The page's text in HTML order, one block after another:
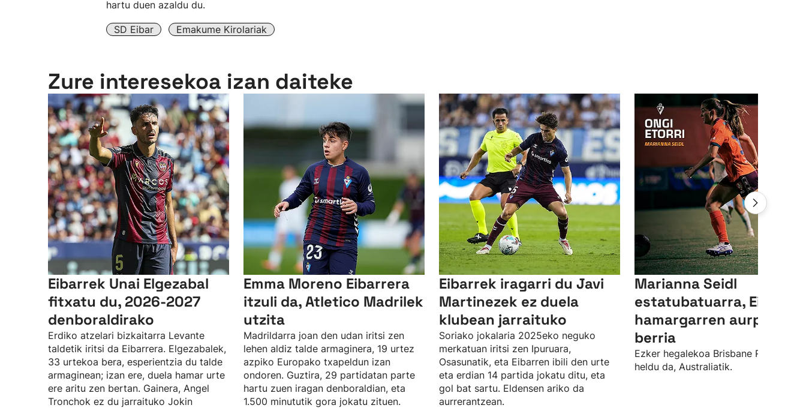
hartu duen azaldu du.
SD Eibar Emakume Kirolariak
Zure interesekoa izan daiteke
Eibarrek Unai Elgezabal
fitxatu du, 2026-2027
denboraldirako
Erdiko atzelari bizkaitarra Levante
taldetik iritsi da Eibarrera. Elgezabalek,
33 urtekoa bera, esperientzia du talde
armaginean; izan ere, duela hamar urte
ere aritu zen bertan. Gainera, Angel
Tronchok ez du jarraituko Jokin
Emma Moreno Eibarrera
itzuli da, Atletico Madrilek
utzita
Madrildarra joan den udan iritsi zen
lehen aldiz talde armaginera, 19 urtez
azpiko Europako txapeldun izan
ondoren. Guztira, 29 partidatan parte
hartu zuen iragan denboraldian, eta
1.500 minututik gora jokatu zituen.
Eibarrek iragarri du Javi
Martinezek ez duela
klubean jarraituko
Soriako jokalaria 2025eko neguko
merkatuan iritsi zen Ipuruara,
Osasunatik, eta Eibarren ibili den urte
eta erdian 14 partida jokatu ditu, eta
gol bat sartu. Eldensen ariko da
aurrerantzean.
Marianna Seidl
estatubatuarra,
hamargarren aurpegi
berria
Ezker hegalekoa Brisbane Roar
heldu da, Australiatik.